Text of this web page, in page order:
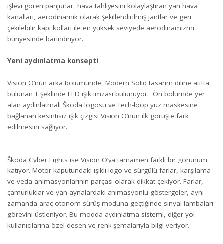
işlevi gören panjurlar, hava tahliyesini kolaylaştıran yan hava
kanalları, aerodinamik olarak şekillendirilmiş jantlar ve geri
çekilebilir kapı kolları ile en yüksek seviyede aerodinamizmi
bünyesinde barındırıyor.
Yeni aydınlatma konsepti
Vision O’nun arka bölümünde, Modern Solid tasarım diline atıfta
bulunan T şeklinde LED ışık imzası bulunuyor. Ön bölümde yer
alan aydınlatmalı Škoda logosu ve Tech-loop yüz maskesine
bağlanan kesintisiz ışık çizgisi Vision O’nun ilk görüşte fark
edilmesini sağlıyor.
Škoda Cyber Lights ise Vision O’ya tamamen farklı bir görünüm
katıyor. Motor kaputundaki ışıklı logo ve sürgülü farlar, karşılama
ve veda animasyonlarının parçası olarak dikkat çekiyor. Farlar,
çamurluklar ve yan aynalardaki animasyonlu göstergeler, aynı
zamanda araç otonom sürüş moduna geçtiğinde sinyal lambaları
görevini üstleniyor. Bu modda aydınlatma sistemi, diğer yol
kullanıcılarına özel desen ve renk şemalarıyla bilgi veriyor.